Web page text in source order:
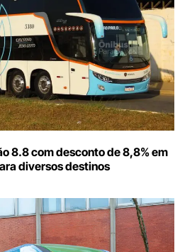
8.8 com desconto de 8,8% em
diversos destinos